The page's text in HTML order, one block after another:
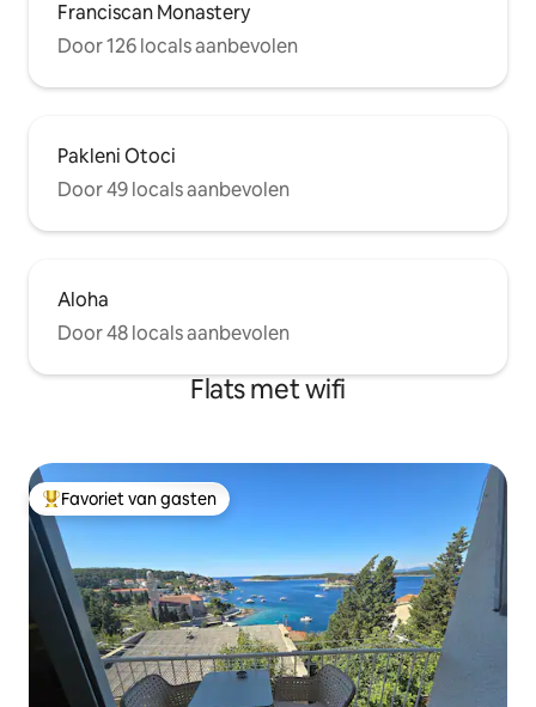
Franciscan Monastery
Door 126 locals aanbevolen
Pakleni Otoci
Door 49 locals aanbevolen
Aloha
Door 48 locals aanbevolen
Flats met wifi
Topfavoriet van gasten
Favoriet van gasten